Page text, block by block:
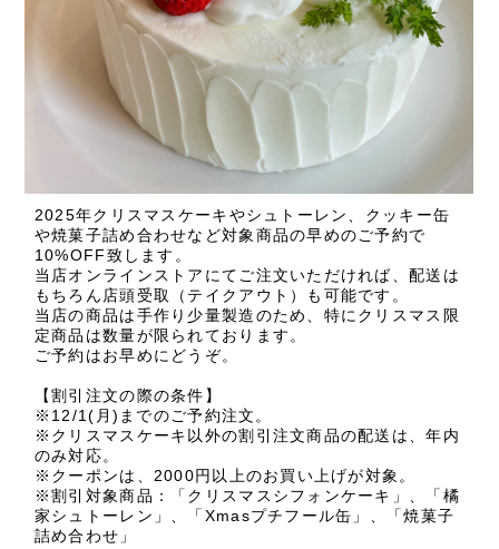
2025年クリスマスケーキやシュトーレン、クッキー缶
や焼菓子詰め合わせなど対象商品の早めのご予約で
10%OFF致します。
当店オンラインストアにてご注文いただければ、配送は
もちろん店頭受取（テイクアウト）も可能です。
当店の商品は手作り少量製造のため、特にクリスマス限
定商品は数量が限られております。
ご予約はお早めにどうぞ。
【割引注文の際の条件】
※12/1(月)までのご予約注文。
※クリスマスケーキ以外の割引注文商品の配送は、年内
のみ対応。
※クーポンは、2000円以上のお買い上げが対象。
※割引対象商品：「クリスマスシフォンケーキ」、「橘
家シュトーレン」、「Xmasプチフール缶」、「焼菓子
詰め合わせ」